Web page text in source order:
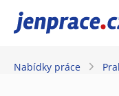
JenPráce.cz
Nabídky práce